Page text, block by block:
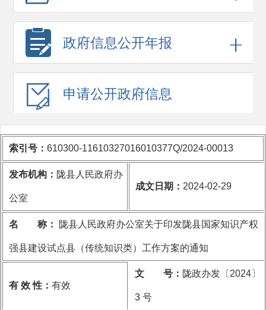
政府信息公开年报
申请公开政府信息
索引号： 610300-11610327016010377Q/2024-00013
发布机构： 陇县人民政府办
公室
成文日期： 2024-02-29
名 称： 陇县人民政府办公室关于印发陇县国家知识产权
强县建设试点县（传统知识类）工作方案的通知
有 效 性： 有效
文 号： 陇政办发〔2024〕
3 号